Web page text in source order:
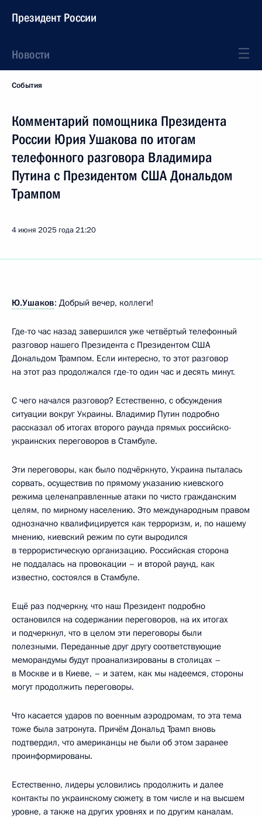
Президент России
Новости
События
Комментарий помощника Президента
России Юрия Ушакова по итогам
телефонного разговора Владимира
Путина с Президентом США Дональдом
Трампом
4 июня 2025 года21:20
Ю.Ушаков: Добрый вечер, коллеги!
Где-то час назад завершился уже четвёртый телефонный
разговор нашего Президента с Президентом США
Дональдом Трампом. Если интересно, то этот разговор
на этот раз продолжался где-то один час и десять минут.
С чего начался разговор? Естественно, с обсуждения
ситуации вокруг Украины. Владимир Путин подробно
рассказал об итогах второго раунда прямых российско-
украинских переговоров в Стамбуле.
Эти переговоры, как было подчёркнуто, Украина пыталась
сорвать, осуществив по прямому указанию киевского
режима целенаправленные атаки по чисто гражданским
целям, по мирному населению. Это международным правом
однозначно квалифицируется как терроризм, и, по нашему
мнению, киевский режим по сути выродился
в террористическую организацию. Российская сторона
не поддалась на провокации – и второй раунд, как
известно, состоялся в Стамбуле.
Ещё раз подчеркну, что наш Президент подробно
остановился на содержании переговоров, на их итогах
и подчеркнул, что в целом эти переговоры были
полезными. Переданные друг другу соответствующие
меморандумы будут проанализированы в столицах –
в Москве и в Киеве, – и затем, как мы надеемся, стороны
могут продолжить переговоры.
Что касается ударов по военным аэродромам, то эта тема
тоже была затронута. Причём Дональд Трамп вновь
подтвердил, что американцы не были об этом заранее
проинформированы.
Естественно, лидеры условились продолжить и далее
контакты по украинскому сюжету, в том числе и на высшем
уровне, а также на других уровнях и по другим каналам.